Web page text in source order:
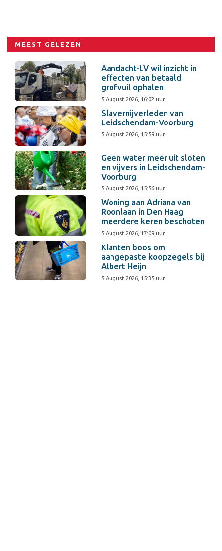
MEEST GELEZEN
Aandacht-LV wil inzicht in
effecten van betaald
grofvuil ophalen
5 August 2026, 16:02 uur
Slavernijverleden van
Leidschendam-Voorburg
5 August 2026, 15:59 uur
Geen water meer uit sloten
en vijvers in Leidschendam-
Voorburg
5 August 2026, 15:56 uur
Woning aan Adriana van
Roonlaan in Den Haag
meerdere keren beschoten
5 August 2026, 17:09 uur
Klanten boos om
aangepaste koopzegels bij
Albert Heijn
5 August 2026, 15:35 uur